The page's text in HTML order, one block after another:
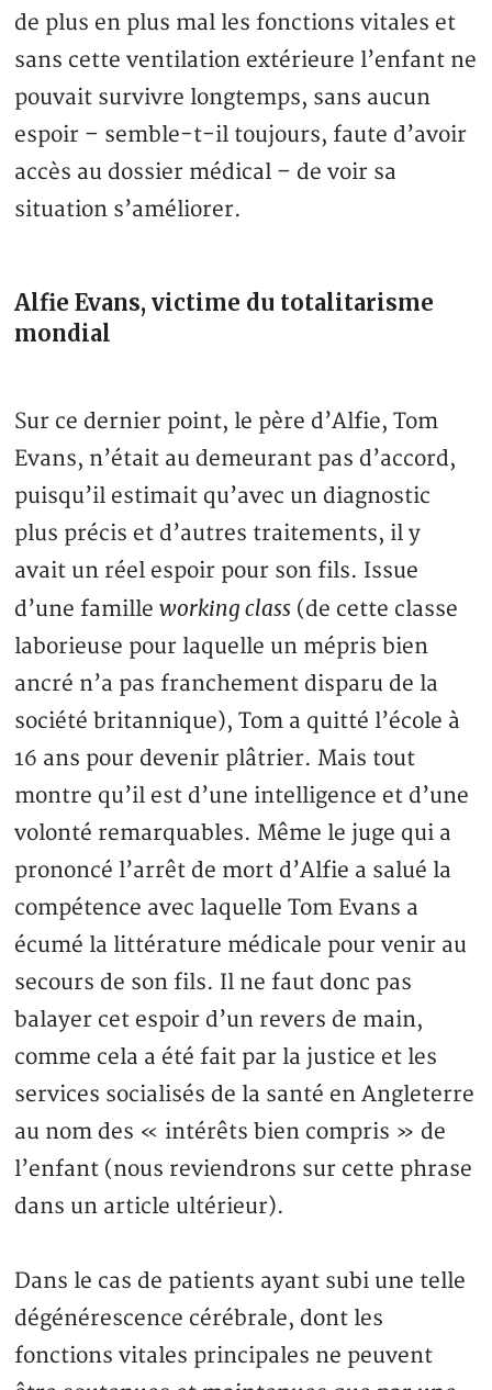
de plus en plus mal les fonctions vitales et
sans cette ventilation extérieure l’enfant ne
pouvait survivre longtemps, sans aucun
espoir – semble-t-il toujours, faute d’avoir
accès au dossier médical – de voir sa
situation s’améliorer.
Alfie Evans, victime du totalitarisme
mondial
Sur ce dernier point, le père d’Alfie, Tom
Evans, n’était au demeurant pas d’accord,
puisqu’il estimait qu’avec un diagnostic
plus précis et d’autres traitements, il y
avait un réel espoir pour son fils. Issue
d’une familleworking class (de cette classe
laborieuse pour laquelle un mépris bien
ancré n’a pas franchement disparu de la
société britannique), Tom a quitté l’école à
16 ans pour devenir plâtrier. Mais tout
montre qu’il est d’une intelligence et d’une
volonté remarquables. Même le juge qui a
prononcé l’arrêt de mort d’Alfie a salué la
compétence avec laquelle Tom Evans a
écumé la littérature médicale pour venir au
secours de son fils. Il ne faut donc pas
balayer cet espoir d’un revers de main,
comme cela a été fait par la justice et les
services socialisés de la santé en Angleterre
au nom des « intérêts bien compris » de
l’enfant (nous reviendrons sur cette phrase
dans un article ultérieur).
Dans le cas de patients ayant subi une telle
dégénérescence cérébrale, dont les
fonctions vitales principales ne peuvent